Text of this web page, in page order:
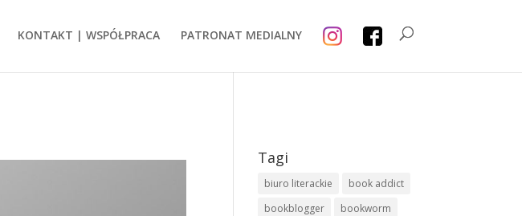
KONTAKT | WSPÓŁPRACA PATRONAT MEDIALNY
Tagi
biuro literackie
book addict
bookblogger
bookworm